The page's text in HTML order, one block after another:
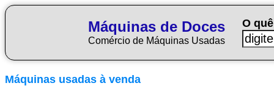
Máquinas de Doces
Comércio de Máquinas Usadas
O
Máquinas usadas à venda